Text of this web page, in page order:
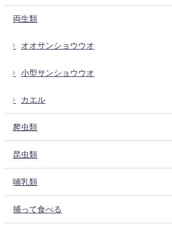
両生類
オオサンショウウオ
小型サンショウウオ
カエル
爬虫類
昆虫類
哺乳類
捕って食べる